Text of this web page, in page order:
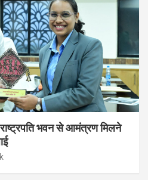
भवन से आमंत्रण मिलने